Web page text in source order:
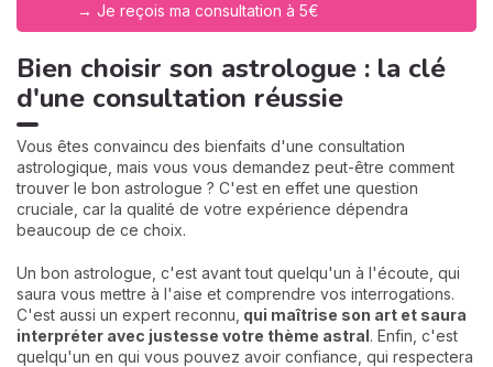
→ Je reçois ma consultation à 5€
Bien choisir son astrologue : la clé
d'une consultation réussie
Vous êtes convaincu des bienfaits d'une consultation
astrologique, mais vous vous demandez peut-être comment
trouver le bon astrologue ? C'est en effet une question
cruciale, car la qualité de votre expérience dépendra
beaucoup de ce choix.
Un bon astrologue, c'est avant tout quelqu'un à l'écoute, qui
saura vous mettre à l'aise et comprendre vos interrogations.
C'est aussi un expert reconnu, qui maîtrise son art et saura
interpréter avec justesse votre thème astral. Enfin, c'est
quelqu'un en qui vous pouvez avoir confiance, qui respectera